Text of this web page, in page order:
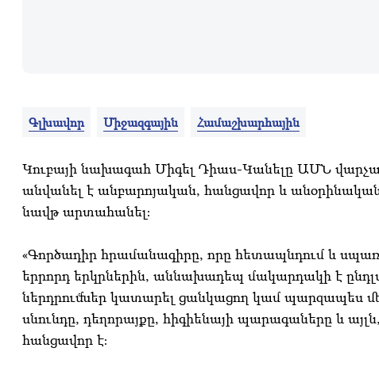
Գլխավոր Միջազգային Համաշխարհային
Կուբայի նախագահ Միգել Դիաս-Կանելը ԱՄՆ
անվանել է անբարոյական, հանցավոր և
նավթ արտահանել։
«Գործադիր հրամանագիրը, որը հետապնդում և
երրորդ երկրներին, աննախադեպ մակարդակի է
ներդրումներ կատարել ցանկացող կամ պարզապես
սնունդը, դեղորայքը, հիգիենայի պարագաները և
հանցավոր է։